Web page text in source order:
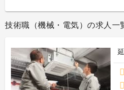
技術職（機械・電気）の求人